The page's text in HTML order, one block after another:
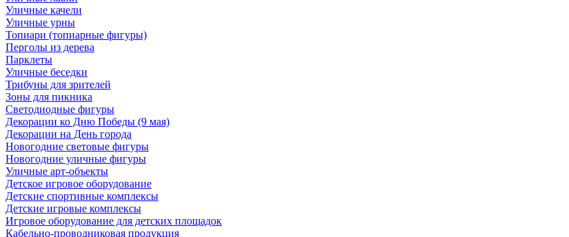
Уличные качели
Уличные урны
Топиари (топиарные фигуры)
Перголы из дерева
Парклеты
Уличные беседки
Трибуны для зрителей
Зоны для пикника
Светодиодные фигуры
Декорации ко Дню Победы (9 мая)
Декорации на День города
Новогодние световые фигуры
Новогодние уличные фигуры
Уличные арт-объекты
Детское игровое оборудование
Детские спортивные комплексы
Детские игровые комплексы
Игровое оборудование для детских площадок
Кабельно-проводниковая продукция